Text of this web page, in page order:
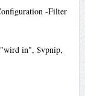
-Filter
in", $vpnip,